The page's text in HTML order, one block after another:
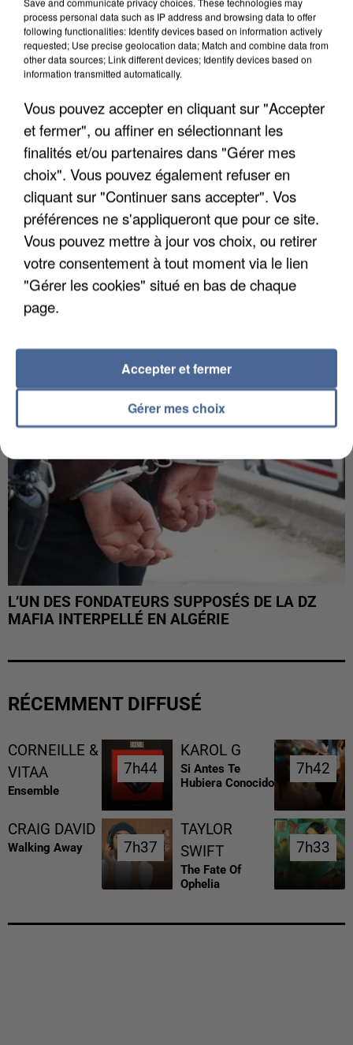
DE SOLIDARITÉ AVEC LES...
APRÈS TOUTES CES CANICULES, LES REFUGES
DE FAUNE SAUVAGE SONT...
L’UN DES FONDATEURS SUPPOSÉS DE LA DZ
MAFIA INTERPELLÉ EN ALGÉRIE
RÉCEMMENT DIFFUSÉ
CORNEILLE &
VITAA
Ensemble
7h44
7h44
KAROL G
Si Antes Te
Hubiera Conocido
7h42
7h42
CRAIG DAVID
Walking Away 7h37
7h37
TAYLOR
SWIFT
The Fate Of
Ophelia
7h33
7h33
process personal data such as IP address and browsing data to offer
following functionalities: Identify devices based on information actively
requested; Use precise geolocation data; Match and combine data from
other data sources; Link different devices; Identify devices based on
information transmitted automatically.
Vous pouvez accepter en cliquant sur "Accepter
et fermer", ou affiner en sélectionnant les
finalités et/ou partenaires dans "Gérer mes
choix". Vous pouvez également refuser en
cliquant sur "Continuer sans accepter". Vos
préférences ne s'appliqueront que pour ce site.
Vous pouvez mettre à jour vos choix, ou retirer
votre consentement à tout moment via le lien
"Gérer les cookies" situé en bas de chaque
page.
Gérer mes choix
Accepter et fermer